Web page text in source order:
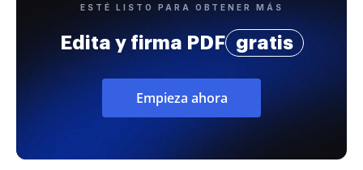
ESTÉ LISTO PARA OBTENER MÁS
Edita y firma PDF gratis
Empieza ahora